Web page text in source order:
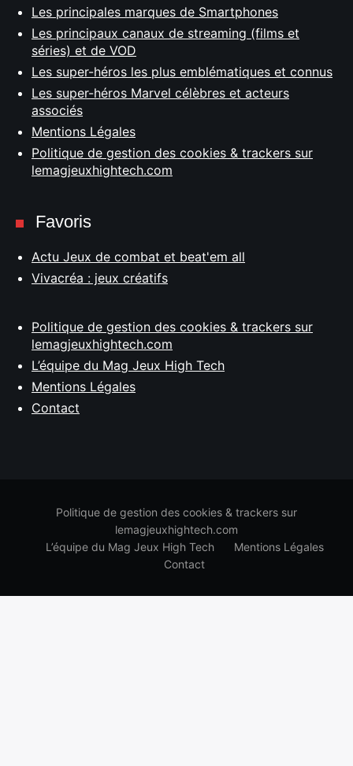
Les principales marques de Smartphones
Les principaux canaux de streaming (films et
séries) et de VOD
Les super-héros les plus emblématiques et connus
Les super-héros Marvel célèbres et acteurs
associés
Mentions Légales
Politique de gestion des cookies & trackers sur
lemagjeuxhightech.com
Favoris
Actu Jeux de combat et beat'em all
Vivacréa : jeux créatifs
Politique de gestion des cookies & trackers sur
lemagjeuxhightech.com
L’équipe du Mag Jeux High Tech
Mentions Légales
Contact
Politique de gestion des cookies & trackers sur
lemagjeuxhightech.com
L’équipe du Mag Jeux High Tech
Mentions Légales
Contact